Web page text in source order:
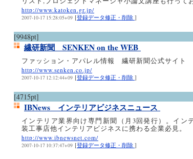
http://www.katoken.gr.jp/
2007-10-17 15:28:05+09 [登録データ修正・削除 ]
[9948pt]
繊研新聞 SENKEN on the WEB
ファッション・アパレル情報 繊研新聞公式サイト
http://www.senken.co.jp/
2007-10-17 12:12:44+09 [登録データ修正・削除 ]
[4715pt]
IBNews インテリアビジネスニュース
インテリア業界向け専門新聞（月3回発行）。イン
装工事店他インテリアビジネスに携わる企業必見。
http://www.ibnewsnet.com/
2007-10-17 10:37:47+09 [登録データ修正・削除 ]